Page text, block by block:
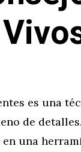
es una
de
una